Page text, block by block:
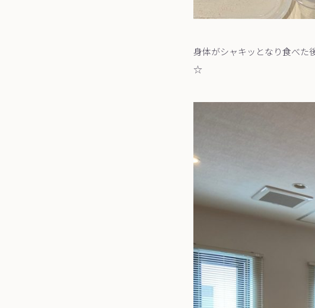
身体がシャキッとなり食べ
☆